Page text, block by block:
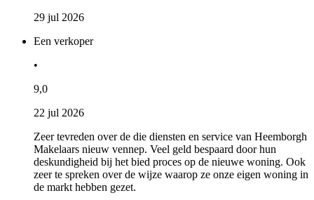
29 jul 2026
Een verkoper
•
9,0
22 jul 2026
Zeer tevreden over de die diensten en service van Heemborgh
Makelaars nieuw vennep. Veel geld bespaard door hun
deskundigheid bij het bied proces op de nieuwe woning. Ook
zeer te spreken over de wijze waarop ze onze eigen woning in
de markt hebben gezet.